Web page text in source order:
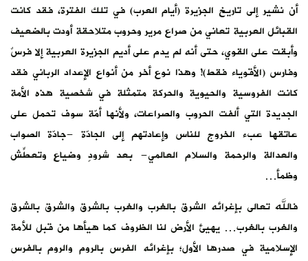
أن نشير إلى تاريخ الجزيرة (أيام العرب) في تلك الفترة، فقد كانت
القبائل العربية تعاني من صراع مرير وحروب متلاحقة أودت بالضعيف
وأبقت على القوي، حتى أنه لم يدم على أديم الجزيرة العربية إلا فرسٌ
وفارس (الأقوياء فقط)! وهذا نوع أخر من أنواع الإعداد الرباني فقد
كانت الفروسية والحيوية والحركة متمثلة في شخصية هذه الأمة
الجديدة التي ألفت الحروب والصراعات، ولأنها أمّة سوف تحمل على
عاتقها عبء الخروج للناس وإعادتهم إلى الجادّة -جادّة الصواب
والعدالة والرحمة والسلام العالمي- بعد شرودٍ وضياعٍ وتعطّشٍ
وظمأ…
فالله تعالى بإغرائه الشرق بالغرب والغرب بالشرق والشرق بالشرق
والغرب بالغرب… يهيئ الأرض لنا الظروف كما هيأها من قبل للأمة
الإسلامية في صدرها الأول؛ بإغرائه الفرس بالروم والروم بالفرس